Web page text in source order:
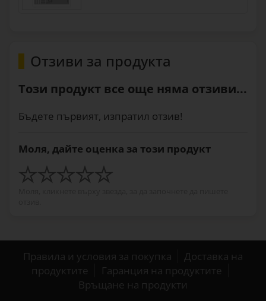
Отзиви за продукта
Този продукт все още няма отзиви...
Бъдете първият, изпратил отзив!
Моля, дайте оценка за този продукт
Правила и условия за покупка
Доставка на
продуктите
Гаранция на продуктите
Връщане на продукти